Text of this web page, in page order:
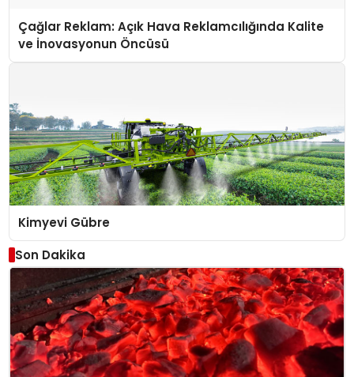
Çağlar Reklam: Açık Hava Reklamcılığında Kalite
ve İnovasyonun Öncüsü
Kimyevi Gübre
Son Dakika